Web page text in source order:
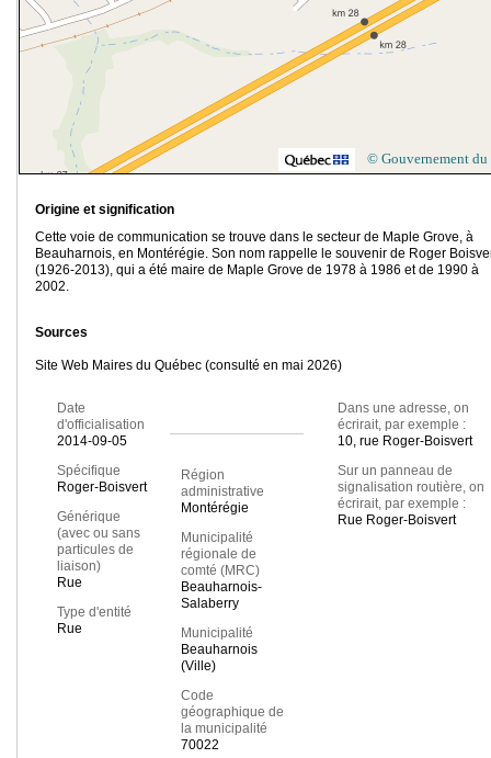
© Gouvernement du
Origine et signification
Cette voie de communication se trouve dans le secteur de Maple Grove, à
Beauharnois, en Montérégie. Son nom rappelle le souvenir de Roger
(1926-2013), qui a été maire de Maple Grove de 1978 à 1986 et de 1990 à
2002.
Sources
Site Web Maires du Québec (consulté en mai 2026)
Date
d'officialisation
2014-09-05
Spécifique
Roger-Boisvert
Générique
(avec ou sans
particules de
liaison)
Rue
Type d'entité
Rue
Région
administrative
Montérégie
Municipalité
régionale de
comté (MRC)
Beauharnois-
Salaberry
Municipalité
Beauharnois
(Ville)
Code
géographique de
la municipalité
70022
Dans une adresse, on
écrirait, par exemple :
10, rue Roger-Boisvert
Sur un panneau de
signalisation routière, on
écrirait, par exemple :
Rue Roger-Boisvert